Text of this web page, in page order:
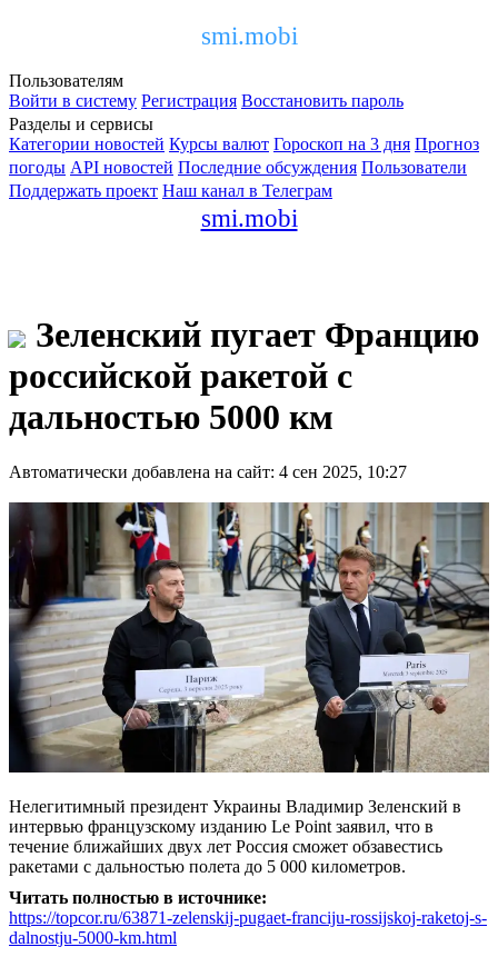
smi.mobi
Пользователям
Войти в систему Регистрация Восстановить пароль
Разделы и сервисы
Категории новостей Курсы валют Гороскоп на 3 дня Прогноз
погоды API новостей Последние обсуждения Пользователи
Поддержать проект Наш канал в Телеграм
smi.mobi
Зеленский пугает Францию
российской ракетой с
дальностью 5000 км
Автоматически добавлена на сайт: 4 сен 2025, 10:27
Нелегитимный президент Украины Владимир Зеленский в
интервью французскому изданию Le Point заявил, что в
течение ближайших двух лет Россия сможет обзавестись
ракетами с дальностью полета до 5 000 километров.
Читать полностью в источнике:
https://topcor.ru/63871-zelenskij-pugaet-franciju-rossijskoj-raketoj-s-
dalnostju-5000-km.html